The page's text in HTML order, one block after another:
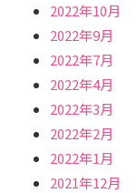
2022年10月
2022年9月
2022年7月
2022年4月
2022年3月
2022年2月
2022年1月
2021年12月